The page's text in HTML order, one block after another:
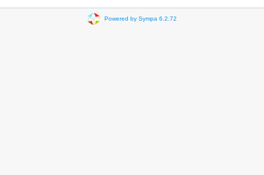
Powered by Sympa 6.2.72